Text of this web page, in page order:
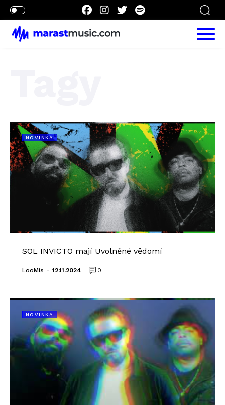
NOVINKA
SOL INVICTO mají Uvolněné vědomí
LooMis - 12.11.2024 0
NOVINKA